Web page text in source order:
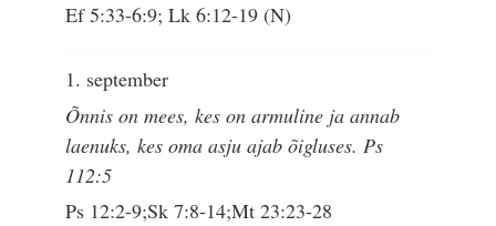
Ef 5:33-6:9; Lk 6:12-19 (N)
1. september
Õnnis on mees, kes on armuline ja annab
laenuks, kes oma asju ajab õigluses. Ps
112:5
Ps 12:2-9;Sk 7:8-14;Mt 23:23-28